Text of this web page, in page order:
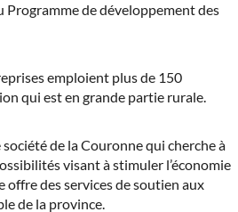
Programme de développement des
emploient plus de 150
qui est en grande partie rurale.
de la Couronne qui cherche à
visant à stimuler l’économie
offre des services de soutien aux
de la province.